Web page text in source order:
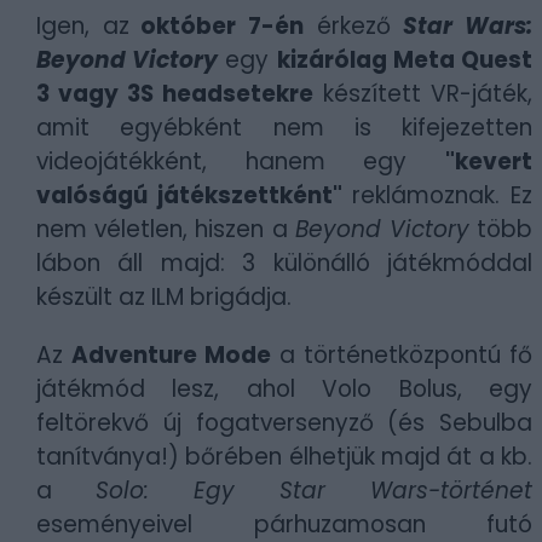
Igen, az október 7-én érkező Star Wars:
Beyond Victory egy kizárólag Meta Quest
3 vagy 3S headsetekre készített VR-játék,
amit egyébként nem is kifejezetten
videojátékként, hanem egy "kevert
valóságú játékszettként" reklámoznak. Ez
nem véletlen, hiszen a Beyond Victorytöbb
lábon áll majd: 3 különálló játékmóddal
készült az ILM brigádja.
Az Adventure Mode a történetközpontú fő
játékmód lesz, ahol Volo Bolus, egy
feltörekvő új fogatversenyző (és Sebulba
tanítványa!) bőrében élhetjük majd át a kb.
a Solo: Egy Star Wars-történet
eseményeivel párhuzamosan futó